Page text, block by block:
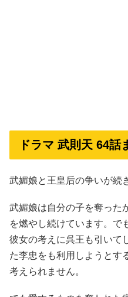
ドラマ 武則天 64話
武媚娘と王皇后の争いが続
武媚娘は自分の子を奪った
を燃やし続けています。で
彼女の考えに呉王も引いて
た李忠をも利用しようとす
考えられません。